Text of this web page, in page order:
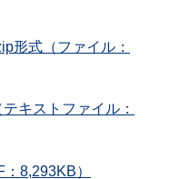
形式（ファイル：
キストファイル：
8,293KB）